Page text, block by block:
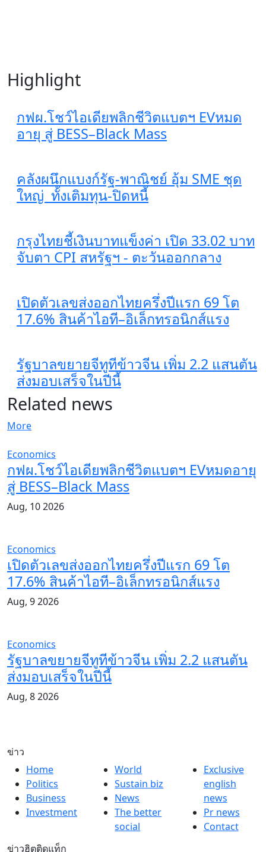
Highlight
กฟผ.โชว์ไอเดียพลิกชีวิตแบตฯ EVหมด
อายุ สู่ BESS–Black Mass
คลังผนึกแบงก์รัฐ-พาณิชย์ อุ้ม SME ชุด
ใหญ่ ทั้งเติมทุน-ปิดหนี้
กรุงไทยชี้เงินบาทแข็งค่า เปิด 33.02 บาท
จับตา CPI สหรัฐฯ - ตะวันออกกลาง
เปิดตัวเลขส่งออกไทยครึ่งปีแรก 69 โต
17.6% สินค้าไอที–อิเล็กทรอนิกส์แรง
รัฐบาลขยายจีทูทีข้าวจีน เพิ่ม 2.2 แสนตัน
ส่งมอบเสร็จในปีนี้
Related news
More
Economics
กฟผ.โชว์ไอเดียพลิกชีวิตแบตฯ EVหมดอายุ
สู่ BESS–Black Mass
Aug, 10 2026
Economics
เปิดตัวเลขส่งออกไทยครึ่งปีแรก 69 โต
17.6% สินค้าไอที–อิเล็กทรอนิกส์แรง
Aug, 9 2026
Economics
รัฐบาลขยายจีทูทีข้าวจีน เพิ่ม 2.2 แสนตัน
ส่งมอบเสร็จในปีนี้
Aug, 8 2026
ข่าว
Home
Politics
Business
Investment
World
Sustain biz
News
The better
social
Exclusive
english
news
Pr news
Contact
ข่าวฮิตติดแท็ก